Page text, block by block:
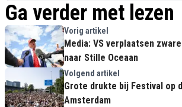
Ga verder met lezen
Vorig artikel
Media: VS verplaatsen
naar Stille Oceaan
Volgend artikel
Grote drukte bij Festival op
Amsterdam